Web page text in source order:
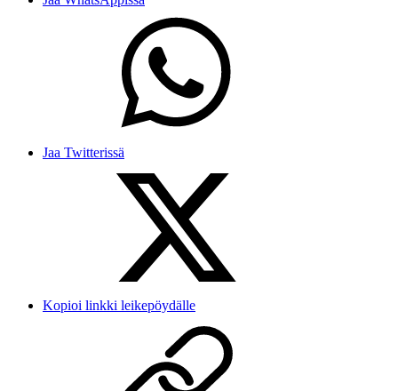
Jaa Twitterissä
Kopioi linkki leikepöydälle